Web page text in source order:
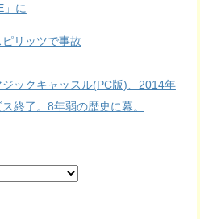
」に
リッツで事故
ックキャッスル(PC版)、2014年
終了。8年弱の歴史に幕。